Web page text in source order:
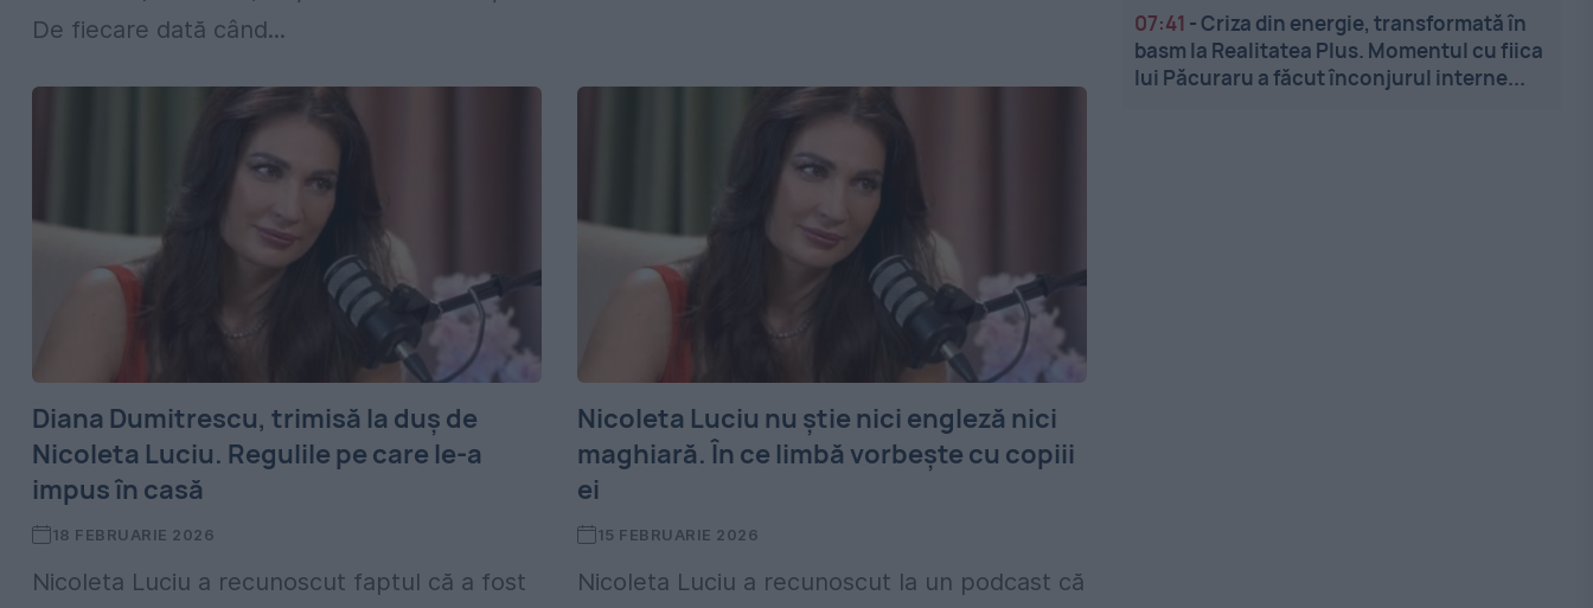
De fiecare dată când...
Diana Dumitrescu, trimisă la duș de
Nicoleta Luciu. Regulile pe care le-a
impus în casă
18 FEBRUARIE 2026
Nicoleta Luciu a recunoscut faptul că a fost
Nicoleta Luciu nu știe nici engleză nici
maghiară. În ce limbă vorbește cu copiii
ei
15 FEBRUARIE 2026
Nicoleta Luciu a recunoscut la un podcast că
07:41 -Criza din energie, transformată în
basm la Realitatea Plus. Momentul cu fiica
lui Păcuraru a făcut înconjurul interne...